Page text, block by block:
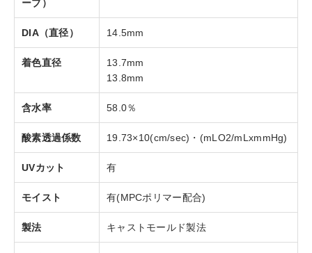
ーブ）
DIA（直径） 14.5mm
着色直径
13.7mm
13.8mm
含水率 58.0％
酸素透過係数 19.73×10(cm/sec)・(mLO2/mLxmmHg)
UVカット 有
モイスト 有(MPCポリマー配合)
製法 キャストモールド製法